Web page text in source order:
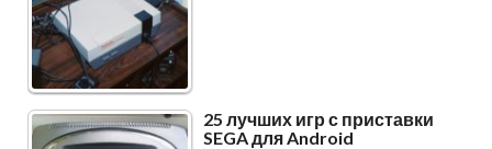
25 лучших игр с приставки
SEGA для Android